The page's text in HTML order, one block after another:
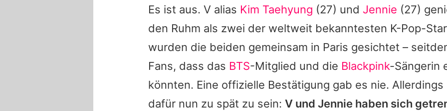
Es ist aus. V alias Kim Taehyung (27) und Jennie (27)
den Ruhm als zwei der weltweit bekanntesten K-Pop-
wurden die beiden gemeinsam in Paris gesichtet –
Fans, dass das BTS-Mitglied und die Blackpink-Sängerin
könnten. Eine offizielle Bestätigung gab es nie.
dafür nun zu spät zu sein: V und Jennie haben sich